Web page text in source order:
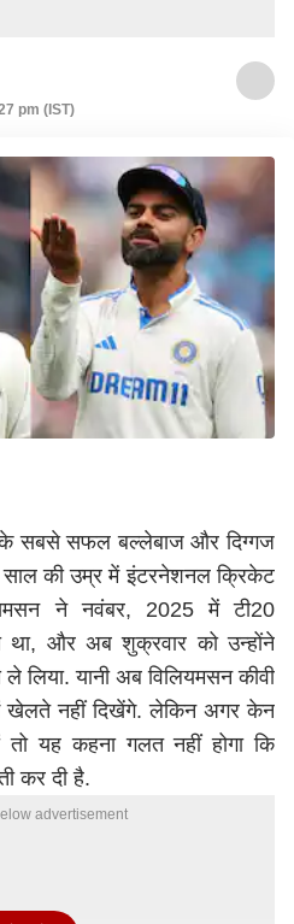
pm (IST)
सबसे सफल बल्लेबाज और दिग्गज
की उम्र में इंटरनेशनल क्रिकेट
ने नवंबर, 2025 में टी20
था, और अब शुक्रवार को उन्होंने
यानी अब विलियमसन कीवी
में खेलते नहीं दिखेंगे. लेकिन अगर केन
यह कहना गलत नहीं होगा कि
कर दी है.
advertisement